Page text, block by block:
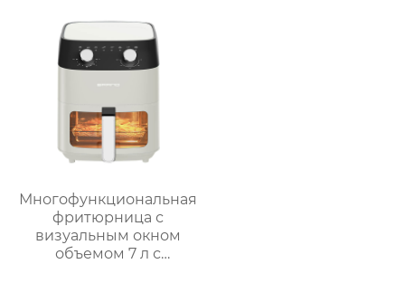
Многофункциональная
фритюрница с
визуальным окном
объемом 7 л с